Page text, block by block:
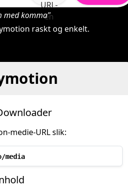
URL-
en
med komma"
raskt og enkelt.
medie-URL slik:
media